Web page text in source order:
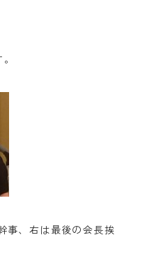
事、右は最後の会長挨